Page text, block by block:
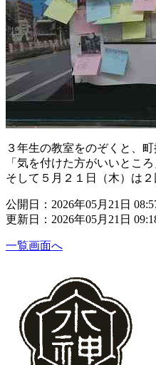
３年生の教室をのぞくと、
「気を付けた方がいいとこ
そして５月２１日（木）は
公開日：2026年05月21日
更新日：2026年05月21日
一覧画面へ